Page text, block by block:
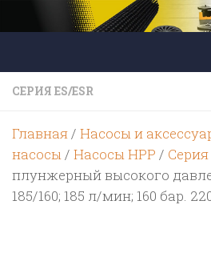
Перейти к содержимому
СЕРИЯ ES/ESR
Главная/ Насосы и
насосы/ Насосы HPP / Серия
плунжерный высокого
185/160; 185 л/мин; 160 бар.